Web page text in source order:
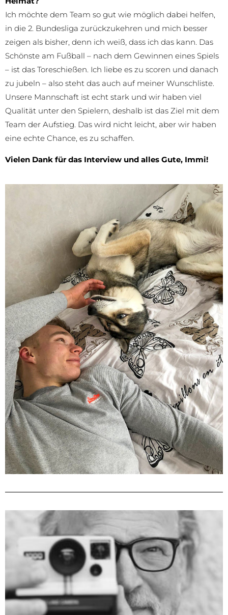
Ich möchte dem Team so gut wie möglich dabei helfen,
in die 2. Bundesliga zurückzukehren und mich besser
zeigen als bisher, denn ich weiß, dass ich das kann. Das
Schönste am Fußball – nach dem Gewinnen eines Spiels
– ist das Toreschießen. Ich liebe es zu scoren und danach
zu jubeln – also steht das auch auf meiner Wunschliste.
Unsere Mannschaft ist echt stark und wir haben viel
Qualität unter den Spielern, deshalb ist das Ziel mit dem
Team der Aufstieg. Das wird nicht leicht, aber wir haben
eine echte Chance, es zu schaffen.
Vielen Dank für das Interview und alles Gute, Immi!